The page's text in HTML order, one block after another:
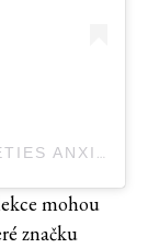
PRÍSPEVOK, KTORÝ ZDIEĽA NINETIES ANXIETY (@90SANXIETY)
mohou
značku